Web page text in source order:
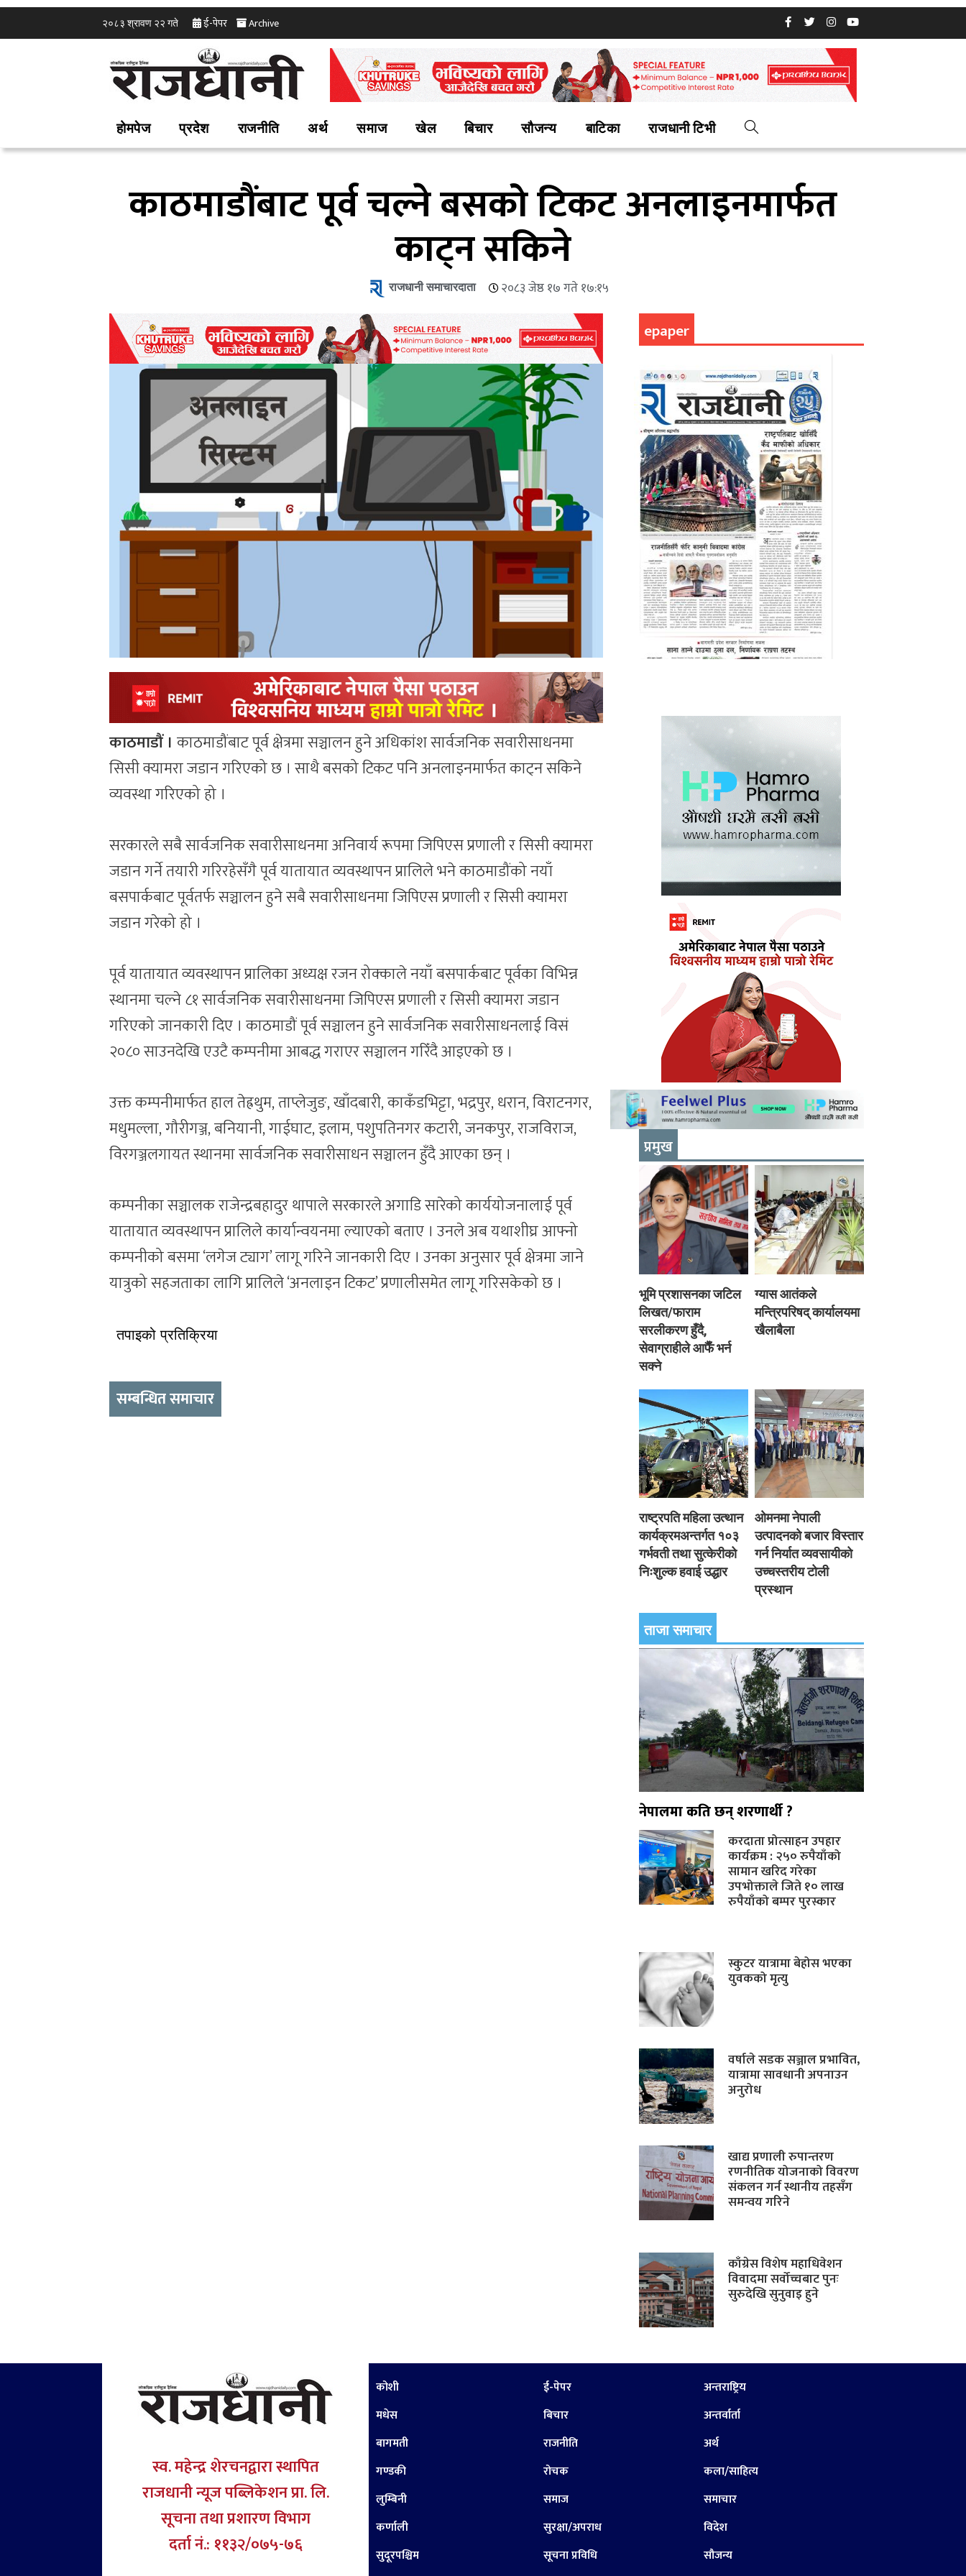
२०८३ श्रावण २२ गते ई-पेपर Archive
होमपेज प्रदेश राजनीति अर्थ समाज खेल बिचार सौजन्य बाटिका राजधानी टिभी
काठमाडौंबाट पूर्व चल्ने बसको टिकट अनलाइनमार्फत
काट्न सकिने
राजधानी समाचारदाता २०८३ जेष्ठ १७ गते १७:१५
काठमाडौं । काठमाडौंबाट पूर्व क्षेत्रमा सञ्चालन हुने अधिकांश सार्वजनिक सवारीसाधनमा
सिसी क्यामरा जडान गरिएको छ । साथै बसको टिकट पनि अनलाइनमार्फत काट्न सकिने
व्यवस्था गरिएको हो ।
सरकारले सबै सार्वजनिक सवारीसाधनमा अनिवार्य रूपमा जिपिएस प्रणाली र सिसी क्यामरा
जडान गर्ने तयारी गरिरहेसँगै पूर्व यातायात व्यवस्थापन प्रालिले भने काठमाडौंको नयाँ
बसपार्कबाट पूर्वतर्फ सञ्चालन हुने सबै सवारीसाधनमा जिपिएस प्रणाली र सिसी क्यामरा
जडान गरेको हो ।
पूर्व यातायात व्यवस्थापन प्रालिका अध्यक्ष रजन रोक्काले नयाँ बसपार्कबाट पूर्वका विभिन्न
स्थानमा चल्ने ८१ सार्वजनिक सवारीसाधनमा जिपिएस प्रणाली र सिसी क्यामरा जडान
गरिएको जानकारी दिए । काठमाडौं पूर्व सञ्चालन हुने सार्वजनिक सवारीसाधनलाई विसं
२०८० साउनदेखि एउटै कम्पनीमा आबद्ध गराएर सञ्चालन गरिँदै आइएको छ ।
उक्त कम्पनीमार्फत हाल तेह्रथुम, ताप्लेजुङ, खाँदबारी, काकँडभिट्टा, भद्रपुर, धरान, विराटनगर,
मधुमल्ला, गौरीगञ्ज, बनियानी, गाईघाट, इलाम, पशुपतिनगर कटारी, जनकपुर, राजविराज,
विरगञ्जलगायत स्थानमा सार्वजनिक सवारीसाधन सञ्चालन हुँदै आएका छन् ।
कम्पनीका सञ्चालक राजेन्द्रबहादुर थापाले सरकारले अगाडि सारेको कार्ययोजनालाई पूर्व
यातायात व्यवस्थापन प्रालिले कार्यान्वयनमा ल्याएको बताए । उनले अब यथाशीघ्र आफ्नो
कम्पनीको बसमा ‘लगेज ट्याग’ लागू गरिने जानकारी दिए । उनका अनुसार पूर्व क्षेत्रमा जाने
यात्रुको सहजताका लागि प्रालिले ‘अनलाइन टिकट’ प्रणालीसमेत लागू गरिसकेको छ ।
तपाइको प्रतिक्रिया
सम्बन्धित समाचार
epaper
प्रमुख
भूमि प्रशासनका जटिल
लिखत/फाराम
सरलीकरण हुँदै,
सेवाग्राहीले आफैँ भर्न
सक्ने
ग्यास आतंकले
मन्त्रिपरिषद् कार्यालयमा
खैलाबैला
राष्ट्रपति महिला उत्थान
कार्यक्रमअन्तर्गत १०३
गर्भवती तथा सुत्केरीको
निःशुल्क हवाई उद्धार
ओमनमा नेपाली
उत्पादनको बजार विस्तार
गर्न निर्यात व्यवसायीको
उच्चस्तरीय टोली
प्रस्थान
ताजा समाचार
नेपालमा कति छन् शरणार्थी ?
करदाता प्रोत्साहन उपहार
कार्यक्रम : २५० रुपैयाँको
सामान खरिद गरेका
उपभोक्ताले जिते १० लाख
रुपैयाँको बम्पर पुरस्कार
स्कुटर यात्रामा बेहोस भएका
युवकको मृत्यु
वर्षाले सडक सञ्जाल प्रभावित,
यात्रामा सावधानी अपनाउन
अनुरोध
खाद्य प्रणाली रुपान्तरण
रणनीतिक योजनाको विवरण
संकलन गर्न स्थानीय तहसँग
समन्वय गरिने
काँग्रेस विशेष महाधिवेशन
विवादमा सर्वोच्चबाट पुनः
सुरुदेखि सुनुवाइ हुने
स्व. महेन्द्र शेरचनद्वारा स्थापित
राजधानी न्यूज पब्लिकेशन प्रा. लि.
सूचना तथा प्रशारण विभाग
दर्ता नं.: ११३२/०७५-७६
कोशी
मधेस
बागमती
गण्डकी
लुम्बिनी
कर्णाली
सुदूरपश्चिम
ई-पेपर
बिचार
राजनीति
रोचक
समाज
सुरक्षा/अपराध
सूचना प्रविधि
अन्तराष्ट्रिय
अन्तर्वार्ता
अर्थ
कला/साहित्य
समाचार
विदेश
सौजन्य